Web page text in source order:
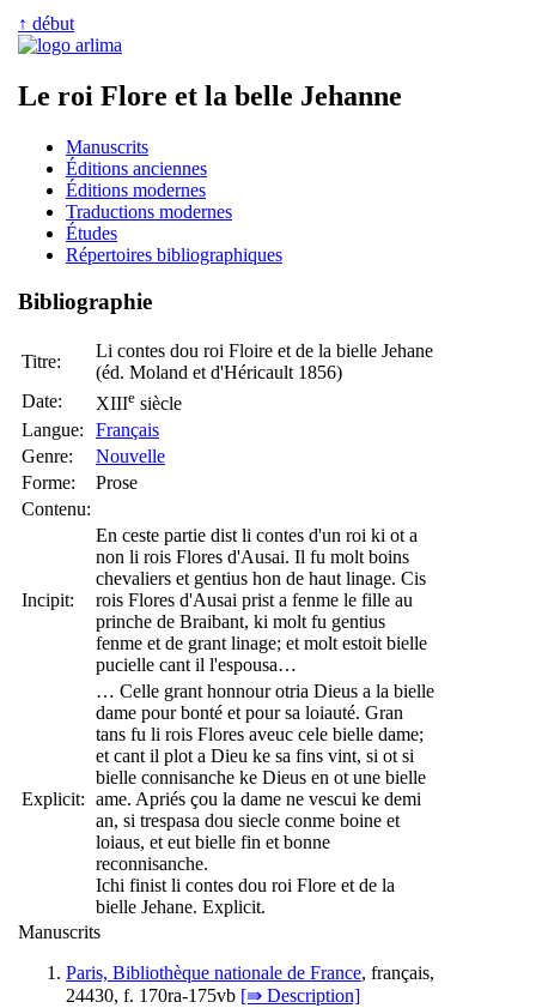
↑ début
Le roi Flore et la belle Jehanne
Manuscrits
Éditions anciennes
Éditions modernes
Traductions modernes
Études
Répertoires bibliographiques
Bibliographie
Titre:
Li contes dou roi Floire et de la bielle Jehane
(éd. Moland et d'Héricault 1856)
Date:
XIIIe siècle
Langue:
Français
Genre:
Nouvelle
Forme:
Prose
Contenu:
Incipit:
En ceste partie dist li contes d'un roi ki ot a
non li rois Flores d'Ausai. Il fu molt boins
chevaliers et gentius hon de haut linage. Cis
rois Flores d'Ausai prist a fenme le fille au
prinche de Braibant, ki molt fu gentius
fenme et de grant linage; et molt estoit bielle
pucielle cant il l'espousa…
Explicit:
… Celle grant honnour otria Dieus a la bielle
dame pour bonté et pour sa loiauté. Gran
tans fu li rois Flores aveuc cele bielle dame;
et cant il plot a Dieu ke sa fins vint, si ot si
bielle connisanche ke Dieus en ot une bielle
ame. Apriés çou la dame ne vescui ke demi
an, si trespasa dou siecle conme boine et
loiaus, et eut bielle fin et bonne
reconnisanche.
Ichi finist li contes dou roi Flore et de la
bielle Jehane. Explicit.
Manuscrits
Paris, Bibliothèque nationale de France, français,
24430, f. 170ra-175vb [⇛ Description]